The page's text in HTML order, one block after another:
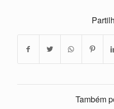
Também